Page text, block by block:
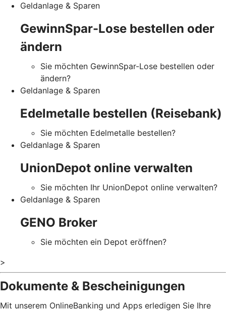
Geldanlage & Sparen
GewinnSpar-Lose bestellen oder
ändern
Sie möchten GewinnSpar-Lose bestellen oder
ändern?
Geldanlage & Sparen
Edelmetalle bestellen (Reisebank)
Sie möchten Edelmetalle bestellen?
Geldanlage & Sparen
UnionDepot online verwalten
Sie möchten Ihr UnionDepot online verwalten?
Geldanlage & Sparen
GENO Broker
Sie möchten ein Depot eröffnen?
>
Dokumente & Bescheinigungen
Mit unserem OnlineBanking und Apps erledigen Sie Ihre